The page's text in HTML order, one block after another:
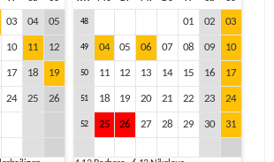
03 04 05
10 11 12
17 18 19
24 25 26
48 01 02 03
49 04 05 06 07 08 09 10
50 11 12 13 14 15 16 17
51 18 19 20 21 22 23 24
52 25 26 27 28 29 30 31